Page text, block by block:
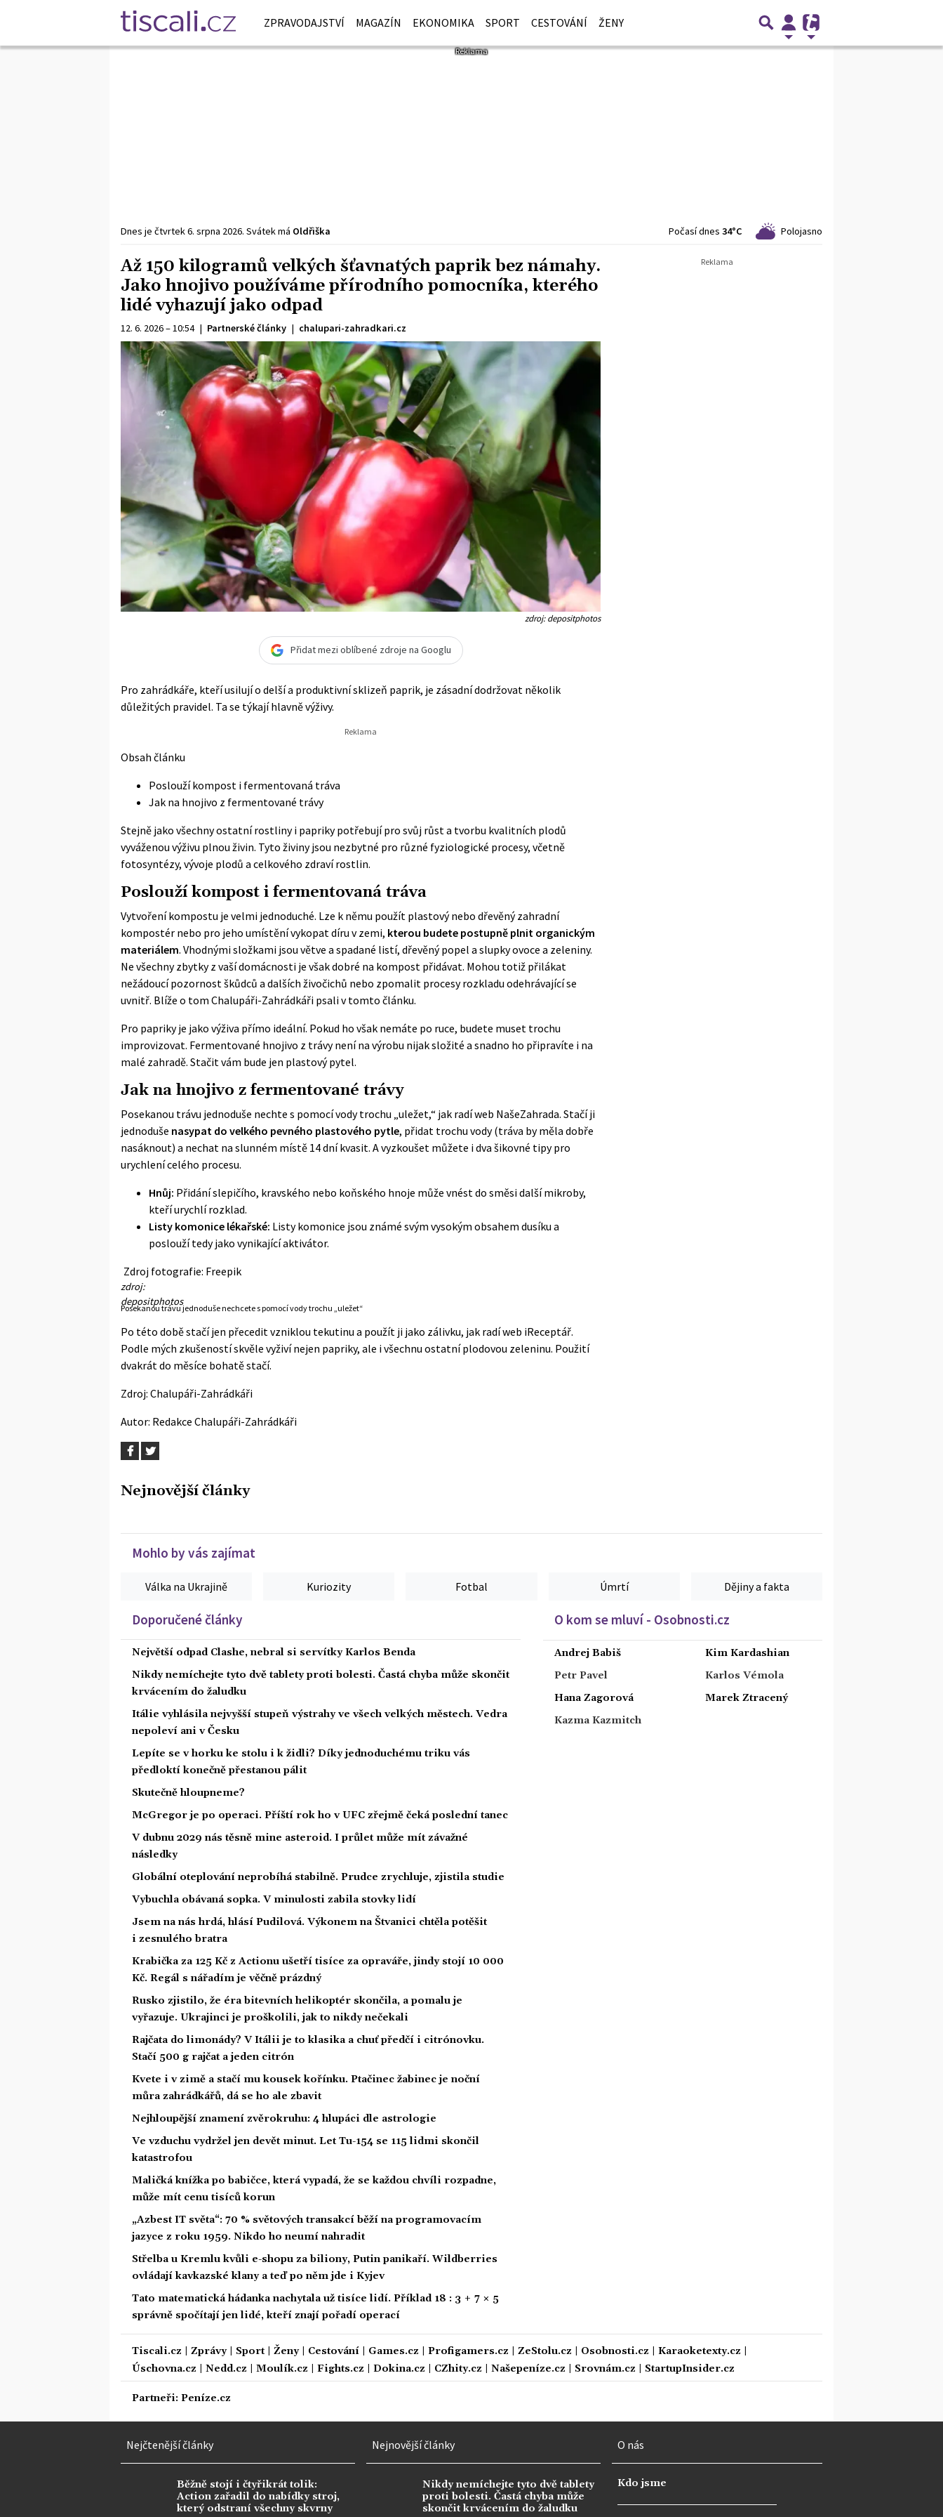
ZPRAVODAJSTVÍ MAGAZÍN EKONOMIKA SPORT CESTOVÁNÍ ŽENY
Dnes je čtvrtek6. srpna 2026. Svátek má Oldřiška Počasí dnes 34°C Polojasno
Až 150 kilogramů velkých šťavnatých paprik bez námahy.
Jako hnojivo používáme přírodního pomocníka, kterého
lidé vyhazují jako odpad
12. 6. 2026 – 10:54 | Partnerské články | chalupari-zahradkari.cz
zdroj: depositphotos
Přidat mezi oblíbené zdroje na Googlu
Pro zahrádkáře, kteří usilují o delší a produktivní sklizeň paprik, je zásadní dodržovat několik
důležitých pravidel. Ta se týkají hlavně výživy.
Obsah článku
Poslouží kompost i fermentovaná tráva
Jak na hnojivo z fermentované trávy
Stejně jako všechny ostatní rostliny i papriky potřebují pro svůj růst a tvorbu kvalitních plodů
vyváženou výživu plnou živin. Tyto živiny jsou nezbytné pro různé fyziologické procesy, včetně
fotosyntézy, vývoje plodů a celkového zdraví rostlin.
Poslouží kompost i fermentovaná tráva
Vytvoření kompostu je velmi jednoduché. Lze k němu použít plastový nebo dřevěnýzahradní
kompostér nebo pro jeho umístění vykopat díru v zemi, kterou budete postupně plnit organickým
materiálem. Vhodnými složkami jsou větve a spadané listí, dřevěný popel a slupky ovoce a zeleniny.
Ne všechny zbytky z vaší domácnosti je však dobré na kompost přidávat. Mohou totiž přilákat
nežádoucí pozornost škůdců a dalších živočichů nebo zpomalit procesy rozkladu odehrávající se
uvnitř. Blíže o tom Chalupáři-Zahrádkáři psali v tomto článku.
Pro papriky je jako výživa přímo ideální. Pokud ho však nemáte po ruce, budete muset trochu
improvizovat. Fermentované hnojivo z trávy není na výrobu nijak složité a snadno ho připravíte i na
malé zahradě. Stačit vám bude jen plastový pytel.
Jak na hnojivo z fermentované trávy
Posekanou trávu jednoduše nechte s pomocí vody trochu „uležet,“ jak radí web NašeZahrada. Stačí ji
jednoduše nasypat do velkého pevného plastového pytle, přidat trochu vody (tráva by měla dobře
nasáknout) a nechat na slunném místě 14 dní kvasit. A vyzkoušet můžete i dva šikovné tipy pro
urychlení celého procesu.
Hnůj: Přidání slepičího, kravského nebo koňského hnoje může vnést do směsi další mikroby,
kteří urychlí rozklad.
Listy komonice lékařské: Listy komonice jsou známé svým vysokým obsahem dusíku a
poslouží tedy jako vynikající aktivátor.
zdroj:
depositphotos
Zdroj fotografie: Freepik
Posekanou trávu jednoduše nechcete s pomocí vody trochu „uležet“
Po této době stačí jen přecedit vzniklou tekutinu a použít ji jako zálivku, jak radí web iReceptář.
Podle mých zkušeností skvěle vyživí nejen papriky, ale i všechnu ostatní plodovou zeleninu. Použití
dvakrát do měsíce bohatě stačí.
Zdroj: Chalupáři-Zahrádkáři
Autor: Redakce Chalupáři-Zahrádkáři
Nejnovější články
Mohlo by vás zajímat
Válka na Ukrajině Kuriozity Fotbal Úmrtí Dějiny a fakta
Doporučené články
Největší odpad Clashe, nebral si servítky Karlos Benda
Nikdy nemíchejte tyto dvě tablety proti bolesti. Častá chyba může skončit
krvácením do žaludku
Itálie vyhlásila nejvyšší stupeň výstrahy ve všech velkých městech. Vedra
nepoleví ani v Česku
Lepíte se v horku ke stolu i k židli? Díky jednoduchému triku vás
předloktí konečně přestanou pálit
Skutečně hloupneme?
McGregor je po operaci. Příští rok ho v UFC zřejmě čeká poslední tanec
V dubnu 2029 nás těsně mine asteroid. I průlet může mít závažné
následky
Globální oteplování neprobíhá stabilně. Prudce zrychluje, zjistila studie
Vybuchla obávaná sopka. V minulosti zabila stovky lidí
Jsem na nás hrdá, hlásí Pudilová. Výkonem na Štvanici chtěla potěšit
i zesnulého bratra
Krabička za 125 Kč z Actionu ušetří tisíce za opraváře, jindy stojí 10 000
Kč. Regál s nářadím je věčně prázdný
Rusko zjistilo, že éra bitevních helikoptér skončila, a pomalu je
vyřazuje. Ukrajinci je proškolili, jak to nikdy nečekali
Rajčata do limonády? V Itálii je to klasika a chuť předčí i citrónovku.
Stačí 500 g rajčat a jeden citrón
Kvete i v zimě a stačí mu kousek kořínku. Ptačinec žabinec je noční
můra zahrádkářů, dá se ho ale zbavit
Nejhloupější znamení zvěrokruhu: 4 hlupáci dle astrologie
Ve vzduchu vydržel jen devět minut. Let Tu-154 se 115 lidmi skončil
katastrofou
Maličká knížka po babičce, která vypadá, že se každou chvíli rozpadne,
může mít cenu tisíců korun
„Azbest IT světa“: 70 % světových transakcí běží na programovacím
jazyce z roku 1959. Nikdo ho neumí nahradit
Střelba u Kremlu kvůli e-shopu za biliony, Putin panikaří. Wildberries
ovládají kavkazské klany a teď po něm jde i Kyjev
Tato matematická hádanka nachytala už tisíce lidí. Příklad 18 : 3 + 7 × 5
správně spočítají jen lidé, kteří znají pořadí operací
O kom se mluví - Osobnosti.cz
Andrej Babiš
Petr Pavel
Hana Zagorová
Kazma Kazmitch
Kim Kardashian
Karlos Vémola
Marek Ztracený
Tiscali.cz Zprávy| Sport| Ženy| Cestování Games.cz Profigamers.cz ZeStolu.cz Osobnosti.cz Karaoketexty.cz
Úschovna.cz
Nedd.cz Moulík.cz Fights.cz Dokina.cz CZhity.cz Našepeníze.cz Srovnám.cz StartupInsider.cz
Partneři: Peníze.cz
Nejčtenější články
Běžně stojí i čtyřikrát tolik:
Action zařadil do nabídky stroj,
který odstraní všechny skvrny
Nejnovější články
Nikdy nemíchejte tyto dvě tablety
proti bolesti. Častá chyba může
skončit krvácením do žaludku
O nás
Kdo jsme